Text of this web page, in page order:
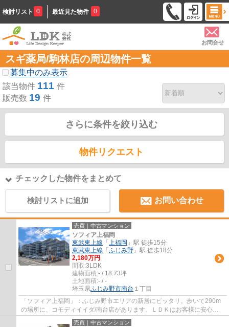
検討リスト 0 最近見た物件 0
お問合せ
スギ薬局/駒林店の周辺物件一覧
募集中のみ表示
該当物件 111 件
販売数 19 件
さらに条件を絞り込む
物件リクエスト
チェックした物件をまとめて
検討リストに追加 お問い合わせ
売買｜中古マンション
ソフィア上福岡
東武東上線 「 上福岡 」駅 徒歩15分
東武東上線 「 ふじみ野 」駅 徒歩18分
2,180万円
間取:3LDK
建物面積:- / 18.73坪
土地面積:- / -
埼玉県ふじみ野市南台 １丁目
「ソフィア上福岡」：ふじみ野市エリアの新居にピッタリ。歩いて290m
の場所に、コモディイイダ/南台店があります。ＬＤＫはお客様に安心し
て任せてもらえるよう、全力で努めさせていた...
売買｜中古マンション